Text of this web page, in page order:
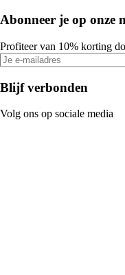
Abonneer je op onze
Profiteer van 10% korting
Blijf verbonden
Volg ons op sociale media